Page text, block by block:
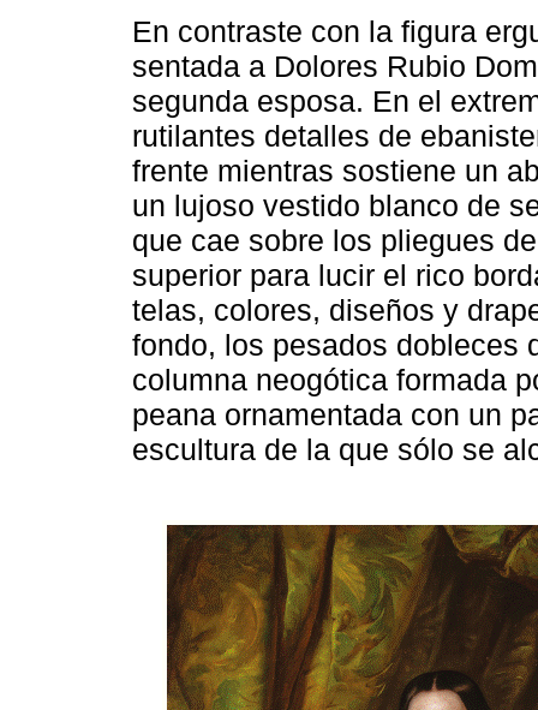
En contraste con la figura
sentada a Dolores Rubio
segunda esposa. En el
rutilantes detalles de
frente mientras sostiene un
un lujoso vestido blanco de
que cae sobre los pliegues
superior para lucir el rico
telas, colores, diseños y
fondo, los pesados dobleces
columna neogótica formada
peana ornamentada con un
escultura de la que sólo se